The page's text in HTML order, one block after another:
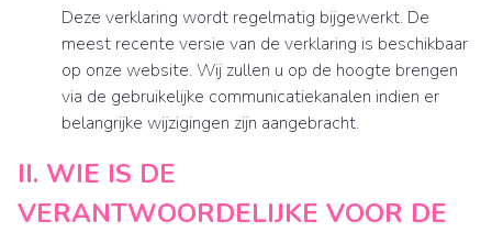
Deze verklaring wordt regelmatig bijgewerkt. De
meest recente versie van de verklaring is beschikbaar
op onze website. Wij zullen u op de hoogte brengen
via de gebruikelijke communicatiekanalen indien er
belangrijke wijzigingen zijn aangebracht.
II. WIE IS DE
VERANTWOORDELIJKE VOOR DE